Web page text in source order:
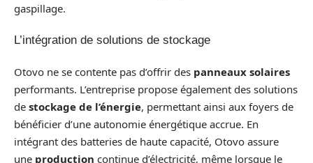
gaspillage.
L’intégration de solutions de stockage
Otovo ne se contente pas d’offrir des panneaux solaires
performants. L’entreprise propose également des solutions
de stockage de l’énergie, permettant ainsi aux foyers de
bénéficier d’une autonomie énergétique accrue. En
intégrant des batteries de haute capacité, Otovo assure
une production continue d’électricité, même lorsque le